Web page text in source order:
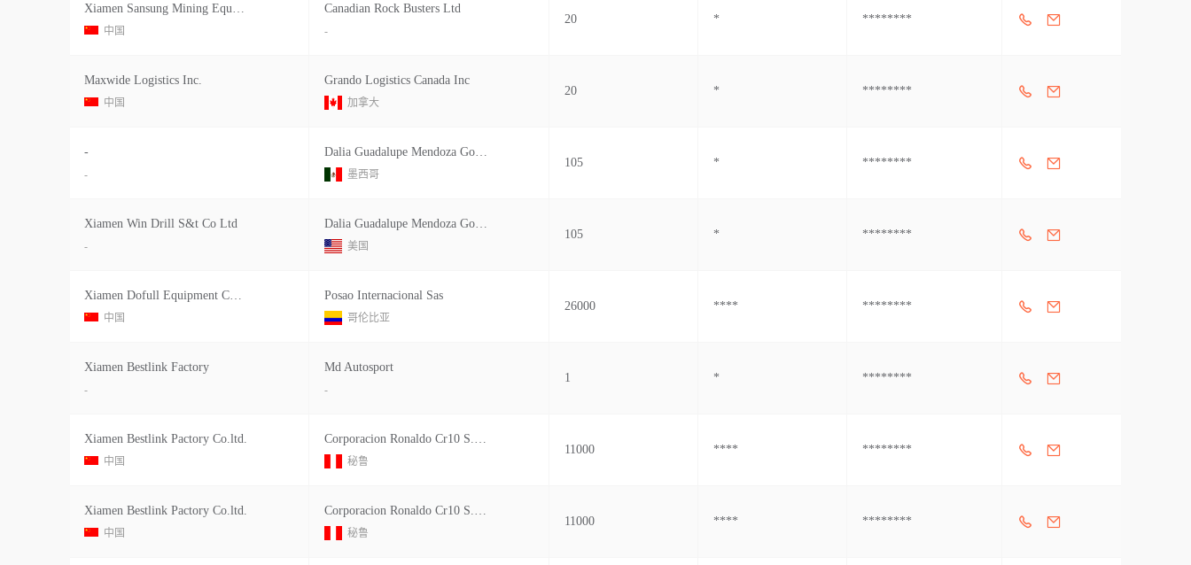
Xiamen Sansung Mining Equipment
中国
Canadian Rock Busters Ltd
-
20 * ********
Maxwide Logistics Inc.
中国
Grando Logistics Canada Inc
加拿大
20 * ********
-
-
Dalia Guadalupe Mendoza Gonzalez
墨西哥
105 * ********
Xiamen Win Drill S&t Co Ltd
-
Dalia Guadalupe Mendoza Gonzalez
美国
105 * ********
Xiamen Dofull Equipment Co.ltd.
中国
Posao Internacional Sas
哥伦比亚
26000 **** ********
Xiamen Bestlink Factory
-
Md Autosport
-
1 * ********
Xiamen Bestlink Pactory Co.ltd.
中国
Corporacion Ronaldo Cr10 S.a.c.
秘鲁
11000 **** ********
Xiamen Bestlink Pactory Co.ltd.
中国
Corporacion Ronaldo Cr10 S.a.c.
秘鲁
11000 **** ********